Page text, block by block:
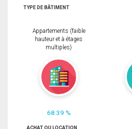
TYPE DE BÂTIMENT
Appartements (faible
hauteur et à étages
multiples)
68.39 %
ACHAT OU LOCATION